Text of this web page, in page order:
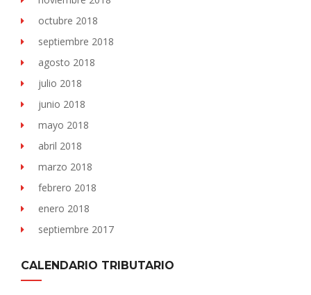
octubre 2018
septiembre 2018
agosto 2018
julio 2018
junio 2018
mayo 2018
abril 2018
marzo 2018
febrero 2018
enero 2018
septiembre 2017
CALENDARIO TRIBUTARIO